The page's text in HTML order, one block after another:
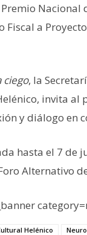
a
ciego, la
invita
y diálogo en
hasta el 7 de
Alternativo
Helénico